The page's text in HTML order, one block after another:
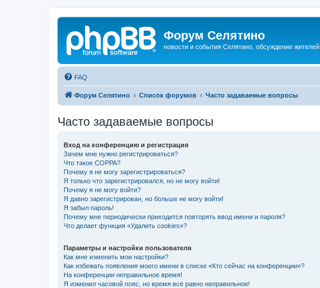
Форум Селятино
новости и события Селятино, обсуждение жителей
FAQ
Форум Селятино Список форумов Часто задаваемые вопросы
Часто задаваемые вопросы
Вход на конференцию и регистрация
Зачем мне нужно регистрироваться?
Что такое COPPA?
Почему я не могу зарегистрироваться?
Я только что зарегистрировался, но не могу войти!
Почему я не могу войти?
Я давно зарегистрирован, но больше не могу войти!
Я забыл пароль!
Почему мне периодически приходится повторять ввод имени и пароля?
Что делает функция «Удалить cookies»?
Параметры и настройки пользователя
Как мне изменить мои настройки?
Как избежать появления моего имени в списке «Кто сейчас на конференции»?
На конференции неправильное время!
Я изменил часовой пояс, но время всё равно неправильное!